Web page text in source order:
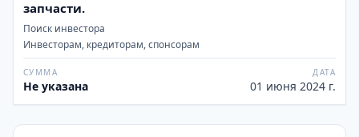
запчасти.
Поиск инвестора
Инвесторам, кредиторам, спонсорам
СУММА
Не указана
ДАТА
01 июня 2024 г.